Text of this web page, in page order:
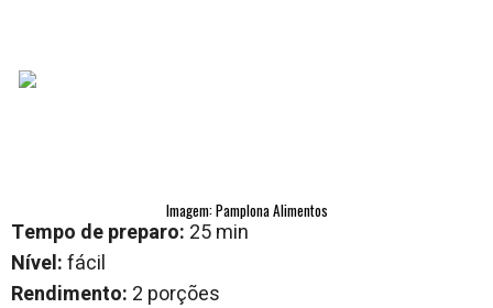
Imagem: Pamplona Alimentos
Tempo de preparo: 25 min
Nível:fácil
Rendimento: 2 porções